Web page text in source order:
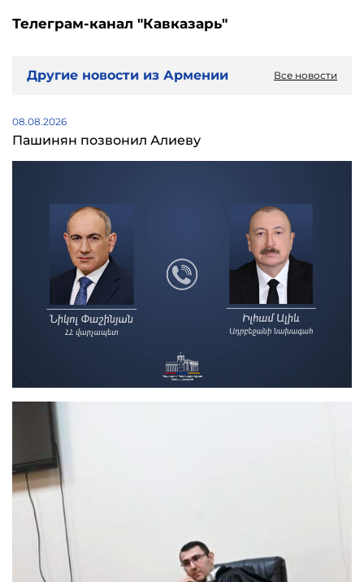
Телеграм-канал "Кавказарь"
Другие новости из Армении Все новости
08.08.2026
Пашинян позвонил Алиеву